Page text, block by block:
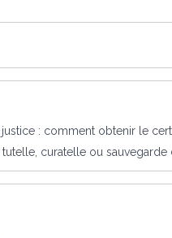
: comment obtenir le
curatelle ou sauvegarde